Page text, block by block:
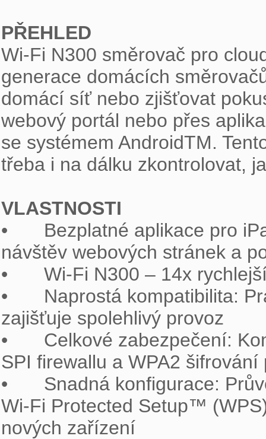
PŘEHLED
Wi-Fi N300 směrovač pro
generace domácích
domácí síť nebo zjišťovat
webový portál nebo přes
se systémem AndroidTM.
třeba i na dálku zkontrolovat,
VLASTNOSTI
•	Bezplatné aplikace pro iPad®, iPhone® a Android™ pro monitorování
návštěv webových stránek a
•	Wi-Fi N300 – 14x rychlejší přenos dat než u Wi-Fi G směrovačů
•	Naprostá kompatibilita: Pracuje s každým zařízení s certifikací Wi-Fi a
zajišťuje spolehlivý provoz
•	Celkové zabezpečení: Kompletní sada zabezpečovacích funkcí včetně
SPI firewallu a WPA2
•	Snadná konfigurace: Průvodce nastavením Easy Setup Wizard a funkce
Wi-Fi Protected Setup™
nových zařízení